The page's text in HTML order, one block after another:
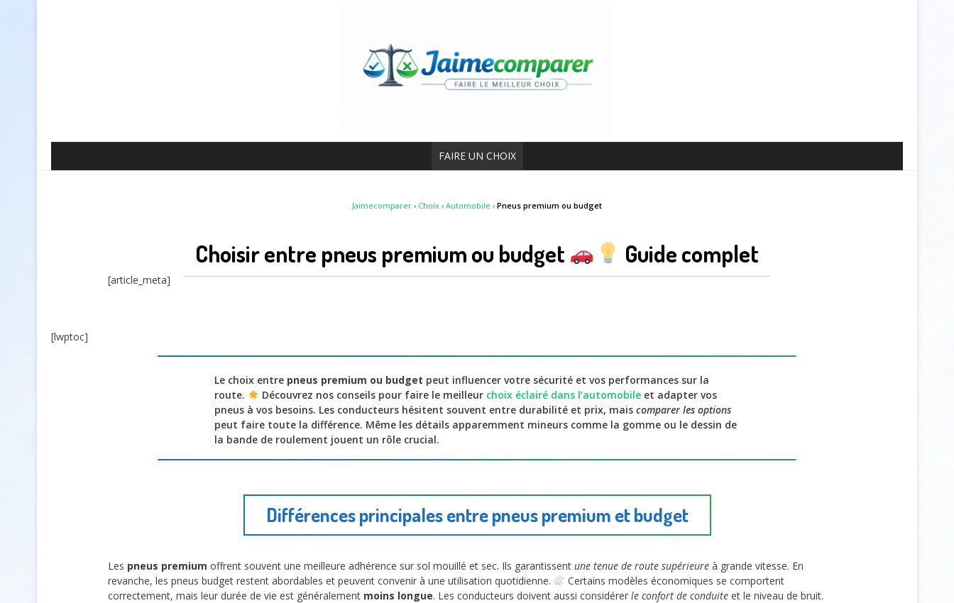
FAIRE UN CHOIX
Jaimecomparer › Choix › Automobile › Pneus premium ou budget
Choisir entre pneus premium ou budget Guide complet
[article_meta]
[lwptoc]
Le choix entre pneus premium ou budget peut influencer votre sécurité et vos performances sur la
route.
Découvrez nos conseils pour faire le meilleur choix éclairé dans l’automobileet adapter vos
pneus à vos besoins. Les conducteurs hésitent souvent entre durabilité et prix, mais comparer les options
peut faire toute la différence. Même les détails apparemment mineurs comme la gomme ou le dessin de
la bande de roulement jouent un rôle crucial.
Différences principales entre pneus premium et budget
Les pneus premium offrent souvent une meilleure adhérence sur sol mouillé et sec. Ils garantissent une tenue de route supérieure à grande vitesse. En
revanche, les pneus budget restent abordables et peuvent convenir à une utilisation quotidienne.
Certains modèles économiques se comportent
correctement, mais leur durée de vie est généralement moins longue. Les conducteurs doivent aussi considérer le confort de conduite et le niveau de bruit.